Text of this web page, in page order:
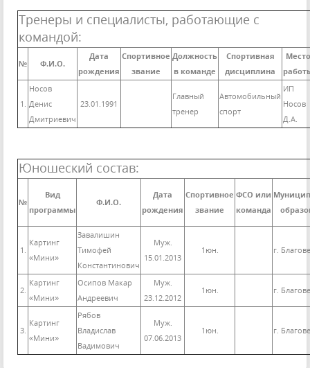
Тренеры и специалисты, работающие с
командой:
№ Ф.И.О.
Дата
рождения
Спортивное
звание
Должность
в команде
Спортивная
дисциплина
Место
1.
Носов
Денис
Дмитриевич
23.01.1991
Главный
тренер
Автомобильный
спорт
ИП
Носов
Д.А.
Юношеский состав:
№
Вид
программы
Ф.И.О.
Дата
рождения
Спортивное
звание
ФСО или
команда
1.
Картинг
«Мини»
Завалишин
Тимофей
Константинович
Муж.
15.01.2013
1юн. г.
2.
Картинг
«Мини»
Осипов Макар
Андреевич
Муж.
23.12.2012
1юн. г.
3.
Картинг
«Мини»
Рябов
Владислав
Вадимович
Муж.
07.06.2013
1юн. г.